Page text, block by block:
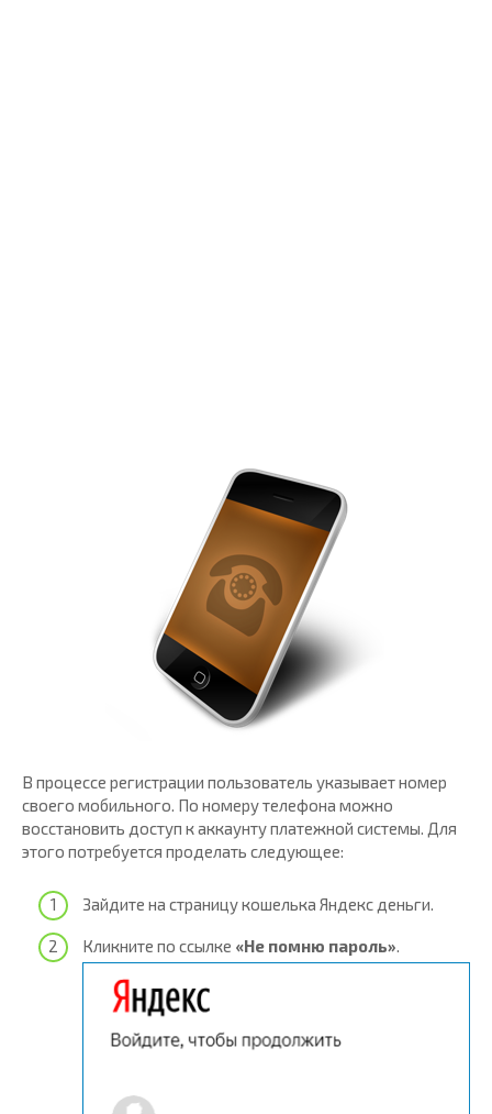
В процессе регистрации пользователь указывает номер
своего мобильного. По номеру телефона можно
восстановить доступ к аккаунту платежной системы. Для
этого потребуется проделать следующее:
Зайдите на страницу кошелька Яндекс деньги.
Кликните по ссылке «Не помню пароль».